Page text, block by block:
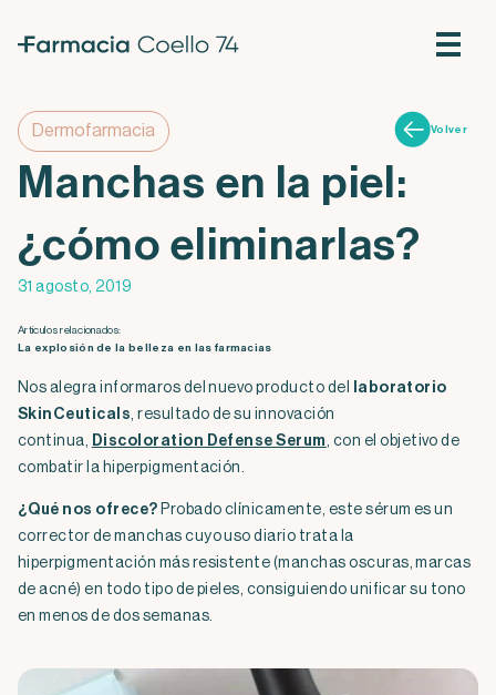
Volver
Dermofarmacia
Manchas en la piel:
¿cómo eliminarlas?
31 agosto, 2019
Artículos relacionados:
La explosión de la belleza en las farmacias
Nos alegra informaros del nuevo producto del
laboratorio
SkinCeuticals, resultado de su innovación
continua, Discoloration Defense Serum, con el objetivo de
combatir la hiperpigmentación.
¿Qué nos ofrece? Probado clínicamente, este sérum es un
corrector de manchas cuyo uso diario trata la
hiperpigmentación más resistente (manchas oscuras, marcas
de acné) en todo tipo de pieles, consiguiendo unificar su tono
en menos de dos semanas.